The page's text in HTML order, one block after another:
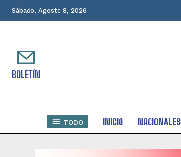
Sábado, Agosto 8, 2026
BOLETÍN
TODO INICIO NACIONALES